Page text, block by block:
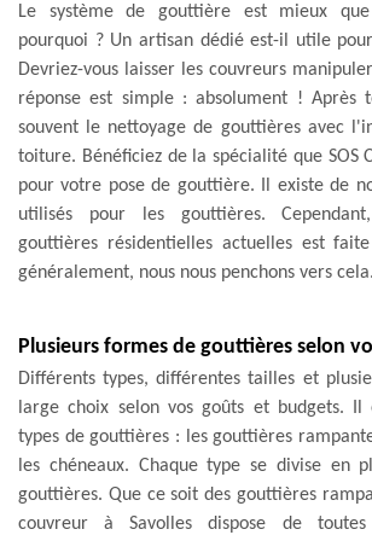
Le système de gouttière est mieux
pourquoi ? Un artisan dédié est-il utile
Devriez-vous laisser les couvreurs
réponse est simple : absolument ! Après
souvent le nettoyage de gouttières avec
toiture. Bénéficiez de la spécialité que SOS
pour votre pose de gouttière. Il existe de
utilisés pour les gouttières.
gouttières résidentielles actuelles est
généralement, nous nous penchons vers cela.
Plusieurs formes de gouttières selon
Différents types, différentes tailles et
large choix selon vos goûts et budgets. Il
types de gouttières : les gouttières
les chéneaux. Chaque type se divise en
gouttières. Que ce soit des gouttières
couvreur à Savolles dispose de toutes